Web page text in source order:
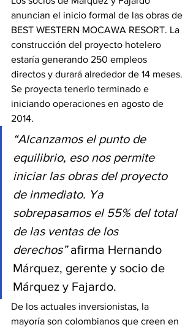
anuncian el inicio formal de las obras de
BEST WESTERN MOCAWA RESORT. La
construcción del proyecto hotelero
estaría generando 250 empleos
directos y durará alrededor de 14 meses.
Se proyecta tenerlo terminado e
iniciando operaciones en agosto de
2014.
“Alcanzamos el punto de
equilibrio, eso nos permite
iniciar las obras del proyecto
de inmediato. Ya
sobrepasamos el 55% del total
de las ventas de los
derechos” afirma Hernando
Márquez, gerente y socio de
Márquez y Fajardo.
De los actuales inversionistas, la
mayoría son colombianos que creen en